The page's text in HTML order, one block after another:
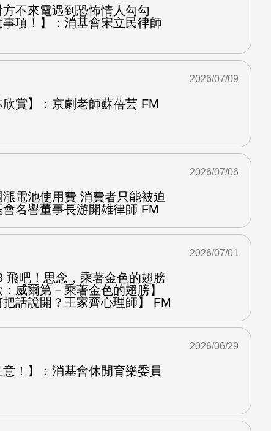
方不來電遇到恐怖情人勾勾
項！】：消基會宋立民律師
欣賞】：京劇老師蘇蓓芸 FM
2026/07/09
漲電池使用費 消費者只能被迫
名譽董事長游開雄律師 FM
2026/07/06
飛吧！思念，乘著金色的翅膀
威爾第－乘著金色的翅膀】
把話說開？王家齊心理師】 FM
2026/07/01
意！】：消基會休閒育樂委員
2026/06/29